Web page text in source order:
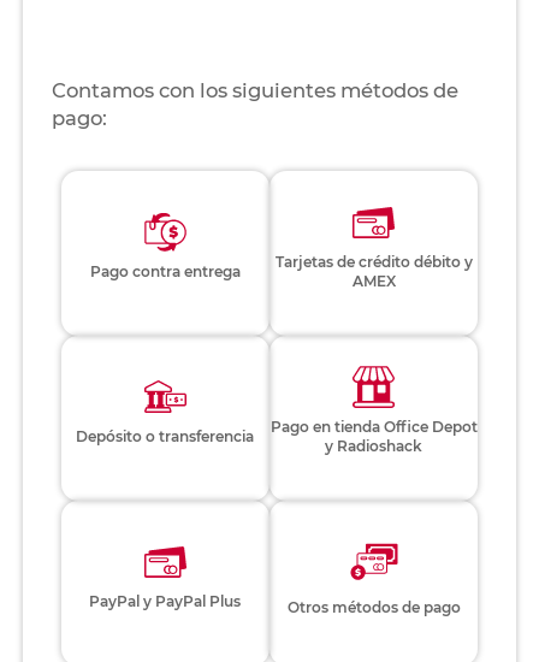
Contamos con los siguientes métodos de
pago:
Pago contra entrega
Tarjetas de crédito débito y
AMEX
Depósito o transferencia
Pago en tienda Office Depot
y Radioshack
PayPal y PayPal Plus Otros métodos de pago